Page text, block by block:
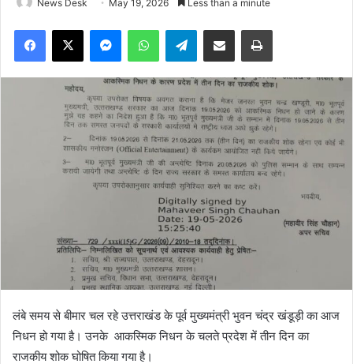
News Desk May 19, 2026 Less than a minute
Facebook
X MessengerWhatsAppTelegramShare via Email Print
लंबे समय से बीमार चल रहे उत्तराखंड के पूर्व मुख्यमंत्री भुवन चंद्र खंडूड़ी का आज
निधन हो गया है। उनके आकस्मिक निधन के चलते प्रदेश में तीन दिन का
राजकीय शोक घोषित किया गया है।